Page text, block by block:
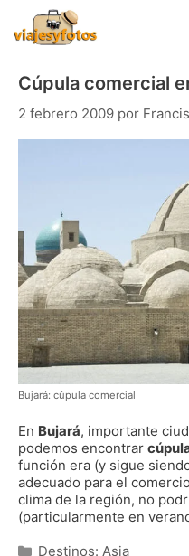
contenido
Cúpula comercial
2 febrero 2009 por
Bujará: cúpula comercial
En Bujará, importante
podemos encontrar
función era (y sigue
adecuado para el
clima de la región, no
(particularmente en
Categorías
Destinos: Asia